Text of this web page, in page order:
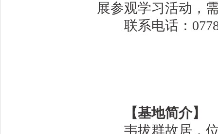
展参观学习活动，
联系电话：
【基地简介】
韦拔群故居，位